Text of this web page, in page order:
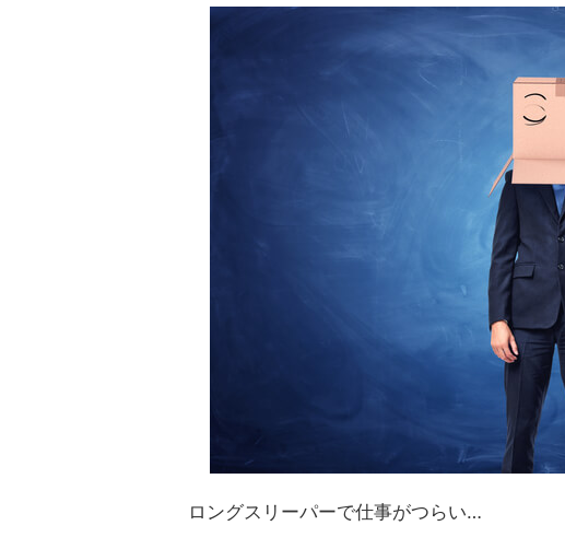
ロングスリーパーで仕事がつらい…